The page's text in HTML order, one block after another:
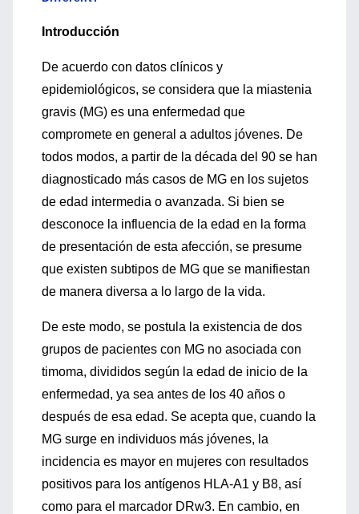
Introducción
De acuerdo con datos clínicos y
epidemiológicos, se considera que la miastenia
gravis (MG) es una enfermedad que
compromete en general a adultos jóvenes. De
todos modos, a partir de la década del 90 se han
diagnosticado más casos de MG en los sujetos
de edad intermedia o avanzada. Si bien se
desconoce la influencia de la edad en la forma
de presentación de esta afección, se presume
que existen subtipos de MG que se manifiestan
de manera diversa a lo largo de la vida.
De este modo, se postula la existencia de dos
grupos de pacientes con MG no asociada con
timoma, divididos según la edad de inicio de la
enfermedad, ya sea antes de los 40 años o
después de esa edad. Se acepta que, cuando la
MG surge en individuos más jóvenes, la
incidencia es mayor en mujeres con resultados
positivos para los antígenos HLA-A1 y B8, así
como para el marcador DRw3. En cambio, en